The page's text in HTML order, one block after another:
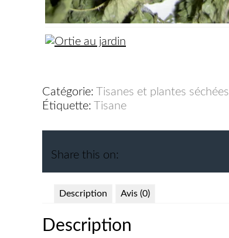
Catégorie:
Tisanes et plantes séchées
Étiquette:
Tisane
Share this on:
Description Avis (0)
Description